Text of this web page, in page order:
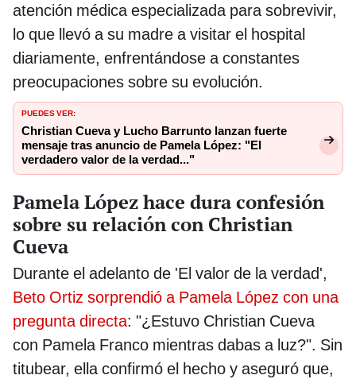
atención médica especializada para sobrevivir,
lo que llevó a su madre a visitar el hospital
diariamente, enfrentándose a constantes
preocupaciones sobre su evolución.
PUEDES VER:
Christian Cueva y Lucho Barrunto lanzan fuerte
mensaje tras anuncio de Pamela López: "El
verdadero valor de la verdad..."
Pamela López hace dura confesión
sobre su relación con Christian
Cueva
Durante el adelanto de 'El valor de la verdad',
Beto Ortiz sorprendió a Pamela López con una
pregunta directa: "¿Estuvo Christian Cueva
con Pamela Franco mientras dabas a luz?". Sin
titubear, ella confirmó el hecho y aseguró que,